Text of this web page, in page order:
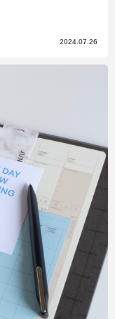
2024.07.26